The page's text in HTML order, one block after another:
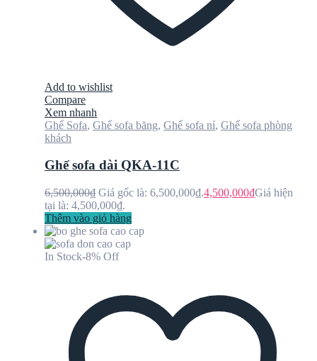
Add to wishlist
Compare
Xem nhanh
Ghế Sofa, Ghế sofa băng, Ghế sofa nỉ, Ghế sofa phòng
khách
Ghế sofa dài QKA-11C
6,500,000₫ Giá gốc là: 6,500,000₫.4,500,000₫Giá hiện
tại là: 4,500,000₫.
Thêm vào giỏ hàng
In Stock-8% Off